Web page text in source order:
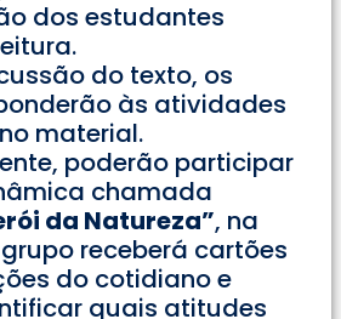
dos estudantes
do texto, os
às atividades
material.
poderão participar
chamada
da Natureza”, na
receberá cartões
do cotidiano e
quais atitudes